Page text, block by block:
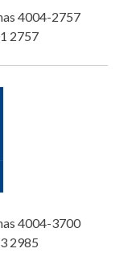
4004-2757
2757
4004-3700
2985